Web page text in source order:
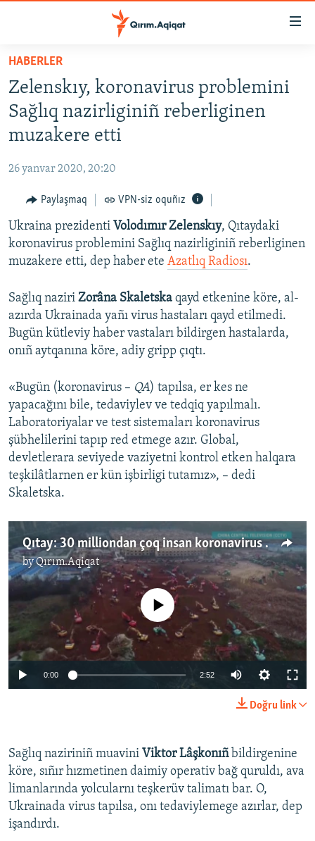
Esas
qaytmaq
Baş
navigatsiyağa
qaytmaq
Qıdıruvğa
qaytmaq
HABERLER
SİYASET
İQTİSADİYAT
MEDENİYET
İNSAN AQLARI
VİDEO
SÜRET
FİKİR
Русский
QOŞULIÑIZ!
RFE/RS bütün saytları
HABERLER
Zelenskıy, koronavirus problemini
Sağlıq nazirliginiñ reberliginen
muzakere etti
26 yanvar 2020, 20:20
Paylaşmaq VPN-siz oquñız
Ukraina prezidenti Volodımır Zelenskıy, Qıtaydaki
koronavirus problemini Sağlıq nazirliginiñ reberliginen
muzakere etti, dep haber ete Azatlıq Radiosı.
Sağlıq naziri Zorâna Skaletska qayd etkenine köre, al-
azırda Ukrainada yañı virus hastaları qayd etilmedi.
Bugün kütleviy haber vastaları bildirgen hastalarda,
onıñ aytqanına köre, adiy gripp çıqtı.
«Bugün (koronavirus – QA) tapılsa, er kes ne
yapacağını bile, tedaviylev ve tedqiq yapılmalı.
Laboratoriyalar ve test sistemaları koronavirus
şübhelilerini tapıp red etmege azır. Global,
devletlerara seviyede vaziyetni kontrol etken halqara
teşkilâtlarnen er kün işbirligi tutamız», – dedi
Skaletska.
Qıtay: 30 milliondan çoq insan koronavirus sebebinden karantin alanında qala (video)
byQırım.Aqiqat
1080p
No media source currently available
0:00 2:52
270p
404p
1080p
Doğru link
Sağlıq naziriniñ muavini Viktor Lâşkonıñ bildirgenine
köre, sıñır hızmetinen daimiy operativ bağ quruldı, ava
limanlarında yolcularnı teşkerüv talimatı bar. O,
Ukrainada virus tapılsa, onı tedaviylemege azırlar, dep
işandırdı.